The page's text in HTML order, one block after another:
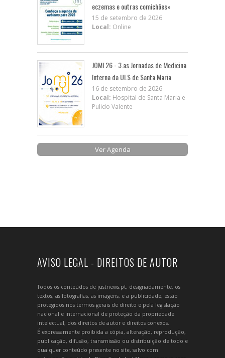
eczemas e outras comichões»
15 de setembro de 2026
Local: Online
JOMI 26 - 3.as Jornadas de Medicina
Interna da ULS de Santa Maria
16 de setembro de 2026
Local: Hospital de Santa Maria e
Pulido Valente
Ver Agenda
AVISO LEGAL - DIREITOS DE AUTOR
Todos os conteúdos de justnews.pt, designadamente, os
textos, as fotografias, as imagens, e a publicidade, estão
protegidos nos termos gerais de direito e pela legislação
nacional e internacional de proteção da propriedade
intelectual, dos direitos de autor e direitos conexos.
É expressamente proibida a cópia, alteração, reprodução,
publicação, difusão, transmissão ou distribuição de todo e
qualquer conteúdo presente no site, salvo com